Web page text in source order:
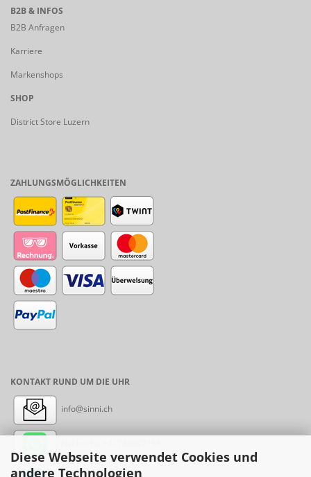
Diese Webseite verwendet Cookies und
andere Technologien
B2B & INFOS
B2B Anfragen
Karriere
Markenshops
SHOP
District Store Luzern
ZAHLUNGSMÖGLICHKEITEN
KONTAKT RUND UM DIE UHR
info@sinni.ch